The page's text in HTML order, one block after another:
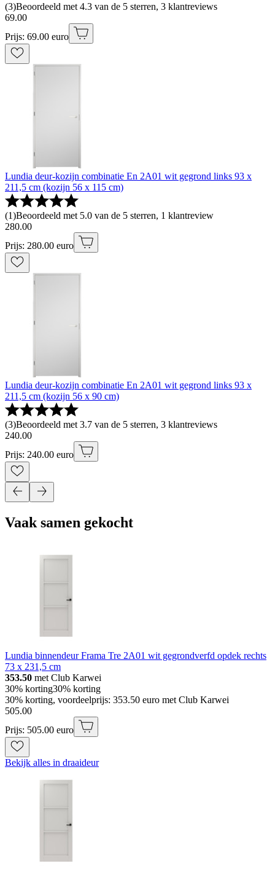
(3)Beoordeeld met 4.3 van de 5 sterren, 3 klantreviews
69.00
Prijs: 69.00 euro
Lundia deur-kozijn combinatie En 2A01 wit gegrond links 93 x
211,5 cm (kozijn 56 x 115 cm)
(1)Beoordeeld met 5.0 van de 5 sterren, 1 klantreview
280.00
Prijs: 280.00 euro
Lundia deur-kozijn combinatie En 2A01 wit gegrond links 93 x
211,5 cm (kozijn 56 x 90 cm)
(3)Beoordeeld met 3.7 van de 5 sterren, 3 klantreviews
240.00
Prijs: 240.00 euro
Vaak samen gekocht
Lundia binnendeur Frama Tre 2A01 wit gegrondverfd opdek rechts
73 x 231,5 cm
353.50 met Club Karwei
30% korting30% korting
30% korting, voordeelprijs: 353.50 euro met Club Karwei
505.00
Prijs: 505.00 euro
Bekijk alles in draaideur